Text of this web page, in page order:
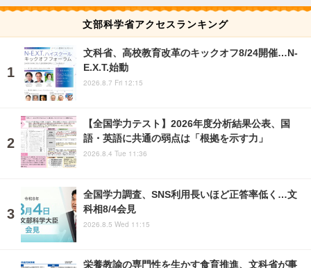
文部科学省アクセスランキング
文科省、高校教育改革のキックオフ8/24開催…N-
E.X.T.始動
2026.8.7 Fri 12:15
【全国学力テスト】2026年度分析結果公表、国
語・英語に共通の弱点は「根拠を示す力」
2026.8.4 Tue 11:36
全国学力調査、SNS利用長いほど正答率低く…文
科相8/4会見
2026.8.5 Wed 11:15
栄養教諭の専門性を生かす食育推進、文科省が事